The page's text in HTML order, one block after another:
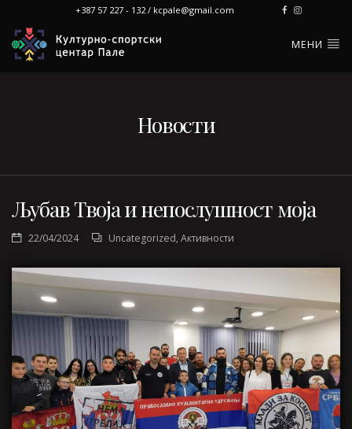
+387 57 227 - 132 / kcpale@gmail.com
МЕНИ
Новости
Љубав Твоја и непослушност моја
22/04/2024 Uncategorized,Активности